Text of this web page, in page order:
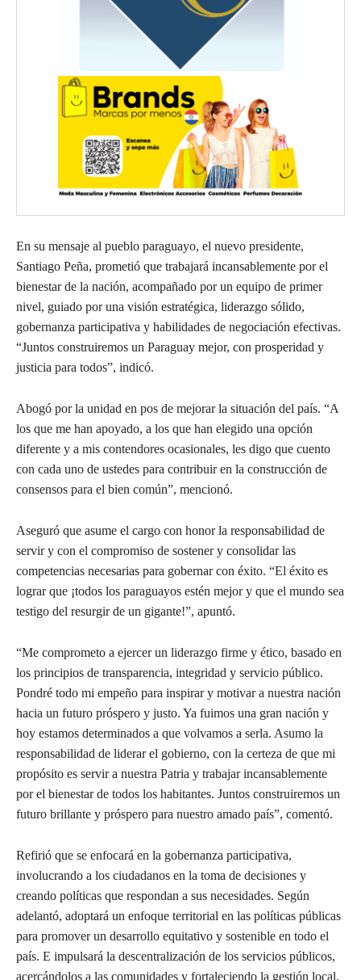
En su mensaje al pueblo paraguayo, el nuevo presidente,
Santiago Peña, prometió que trabajará incansablemente por el
bienestar de la nación, acompañado por un equipo de primer
nivel, guiado por una visión estratégica, liderazgo sólido,
gobernanza participativa y habilidades de negociación efectivas.
“Juntos construiremos un Paraguay mejor, con prosperidad y
justicia para todos”, indicó.
Abogó por la unidad en pos de mejorar la situación del país. “A
los que me han apoyado, a los que han elegido una opción
diferente y a mis contendores ocasionales, les digo que cuento
con cada uno de ustedes para contribuir en la construcción de
consensos para el bien común”, mencionó.
Aseguró que asume el cargo con honor la responsabilidad de
servir y con el compromiso de sostener y consolidar las
competencias necesarias para gobernar con éxito. “El éxito es
lograr que ¡todos los paraguayos estén mejor y que el mundo sea
testigo del resurgir de un gigante!”, apuntó.
“Me comprometo a ejercer un liderazgo firme y ético, basado en
los principios de transparencia, integridad y servicio público.
Pondré todo mi empeño para inspirar y motivar a nuestra nación
hacia un futuro próspero y justo. Ya fuimos una gran nación y
hoy estamos determinados a que volvamos a serla. Asumo la
responsabilidad de liderar el gobierno, con la certeza de que mi
propósito es servir a nuestra Patria y trabajar incansablemente
por el bienestar de todos los habitantes. Juntos construiremos un
futuro brillante y próspero para nuestro amado país”, comentó.
Refirió que se enfocará en la gobernanza participativa,
involucrando a los ciudadanos en la toma de decisiones y
creando políticas que respondan a sus necesidades. Según
adelantó, adoptará un enfoque territorial en las políticas públicas
para promover un desarrollo equitativo y sostenible en todo el
país. E impulsará la descentralización de los servicios públicos,
acercándolos a las comunidades y fortaleciendo la gestión local.